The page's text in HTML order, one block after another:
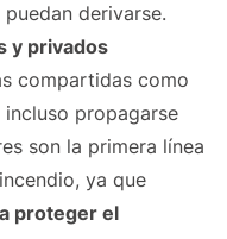
derivarse.
y privados
compartidas como
propagarse
son la primera línea
ya que
proteger el